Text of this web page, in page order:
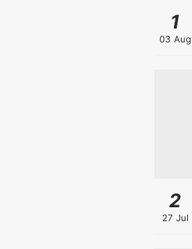
1
03 Aug
2
27 Jul